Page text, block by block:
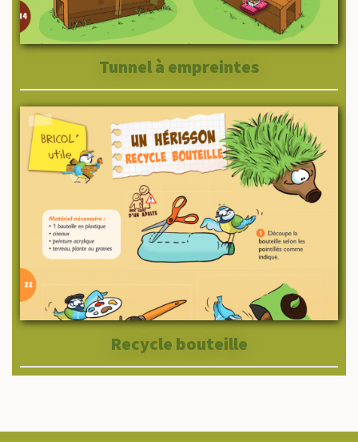
Tunnel à empreintes
Recycle bouteille